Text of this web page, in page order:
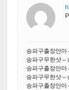
송파구출장안
송파구무한샷⇔
송파구출장안
송파구무한샷⇔
송파구출장안